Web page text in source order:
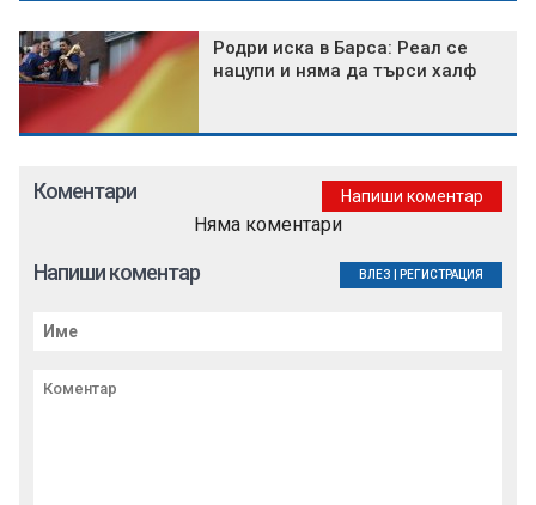
Родри иска в Барса: Реал се
нацупи и няма да търси халф
Коментари Напиши коментар
Няма коментари
Напиши коментар ВЛЕЗ РЕГИСТРАЦИЯ